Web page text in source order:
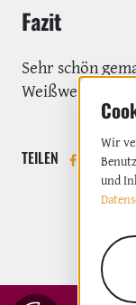
Fazit
Sehr schön
Weißweine mit
TEILEN
Wir
und